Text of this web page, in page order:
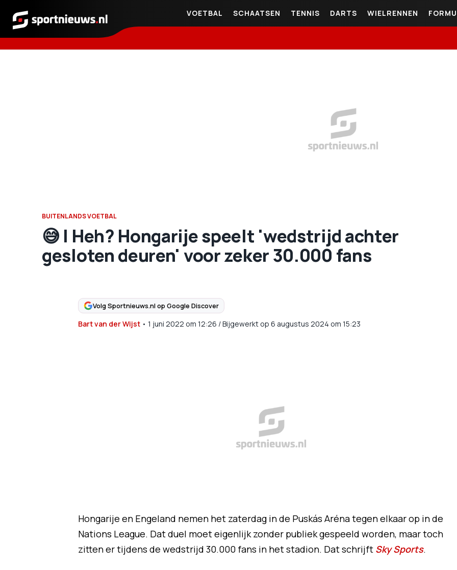
Sportnieuws.nl
VOETBAL SCHAATSEN TENNIS DARTS WIELRENNEN
BUITENLANDS VOETBAL
😅 | Heh? Hongarije speelt 'wedstrijd achter
gesloten deuren' voor zeker 30.000 fans
Volg Sportnieuws.nl op Google Discover
Bart van der Wijst• 1 juni 2022 om 12:26 /Bijgewerkt op 6 augustus 2024 om 15:23
Hongarije en Engeland nemen het zaterdag in de Puskás Aréna tegen elkaar op in de
Nations League. Dat duel moet eigenlijk zonder publiek gespeeld worden, maar toch
zitten er tijdens de wedstrijd 30.000 fans in het stadion. Dat schrijft Sky Sports.